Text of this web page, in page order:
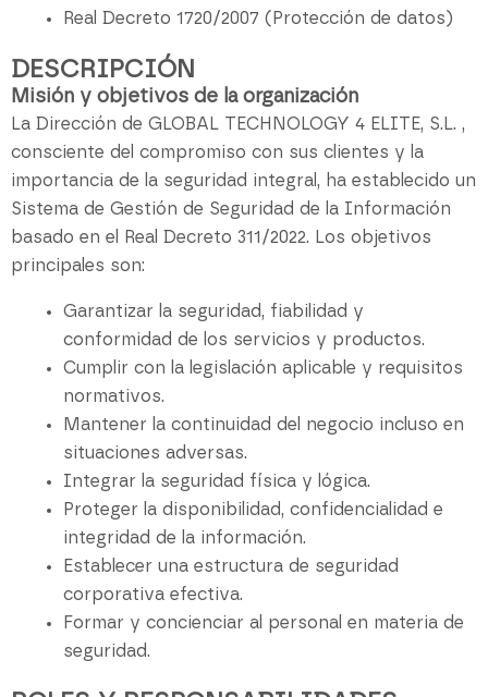
Real Decreto 1720/2007 (Protección de datos)
DESCRIPCIÓN
Misión y objetivos de la organización
La Dirección de GLOBAL TECHNOLOGY 4 ELITE, S.L. ,
consciente del compromiso con sus clientes y la
importancia de la seguridad integral, ha establecido un
Sistema de Gestión de Seguridad de la Información
basado en el Real Decreto 311/2022. Los objetivos
principales son:
Garantizar la seguridad, fiabilidad y
conformidad de los servicios y productos.
Cumplir con la legislación aplicable y requisitos
normativos.
Mantener la continuidad del negocio incluso en
situaciones adversas.
Integrar la seguridad física y lógica.
Proteger la disponibilidad, confidencialidad e
integridad de la información.
Establecer una estructura de seguridad
corporativa efectiva.
Formar y concienciar al personal en materia de
seguridad.